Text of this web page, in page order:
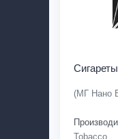
(МГ Нано
Tobacco